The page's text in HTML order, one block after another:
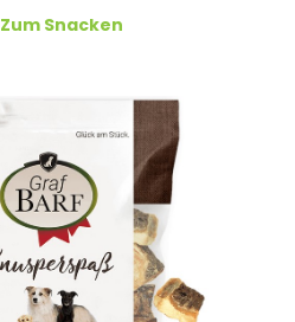
Zum Snacken